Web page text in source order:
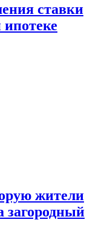
ставки
ипотеке
жители
загородный